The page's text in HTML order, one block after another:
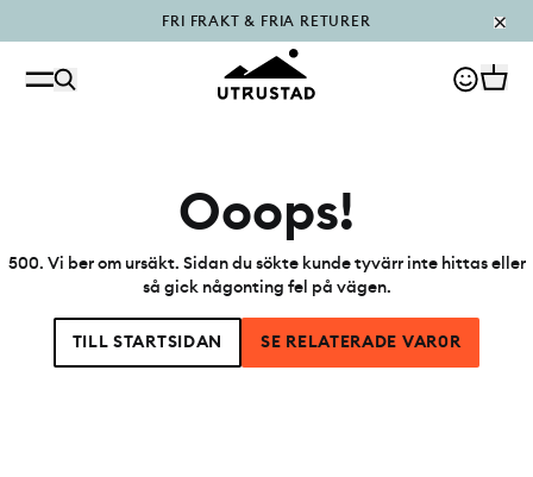
FRI FRAKT & FRIA RETURER
PÅFYLLT I OUTLET
Ooops!
500. Vi ber om ursäkt. Sidan du sökte kunde tyvärr inte hittas eller
så gick någonting fel på vägen.
TILL STARTSIDAN SE RELATERADE VAR0R